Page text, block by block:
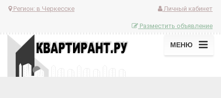
Регион: в Черкесске Личный кабинет
Разместить объявление
МЕНЮ